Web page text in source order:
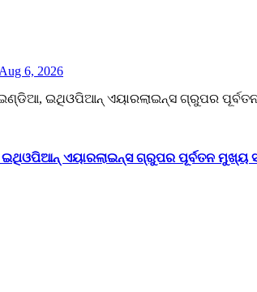
Aug 6, 2026
ଏୟାରଲାଇନ୍ସ ଗ୍ରୁପର ପୂର୍ବତନ ମୁଖ୍ୟ